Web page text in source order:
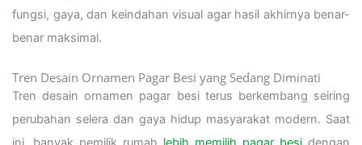
fungsi, gaya, dan keindahan visual agar hasil akhirnya benar-
benar maksimal.
Tren Desain Ornamen Pagar Besi yang Sedang Diminati
Tren desain ornamen pagar besi terus berkembang seiring
perubahan selera dan gaya hidup masyarakat modern. Saat